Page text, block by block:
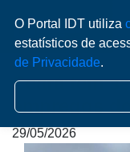
Ceará tem
empregos
29/05/2026
O Portal IDT utiliza
estatísticos de
de Privacidade.